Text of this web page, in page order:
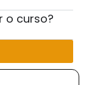
o curso?